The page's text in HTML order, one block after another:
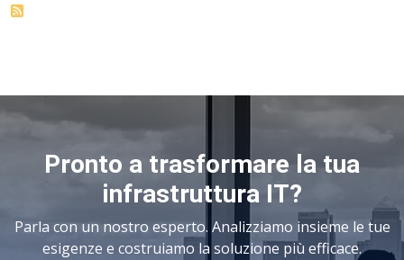
Pronto a trasformare la tua
infrastruttura IT?
Parla con un nostro esperto. Analizziamo insieme le tue
esigenze e costruiamo la soluzione più efficace.